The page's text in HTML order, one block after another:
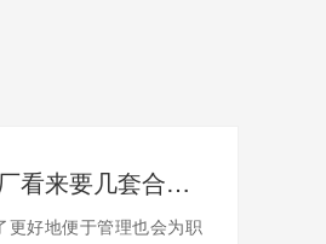
定制厂服在工厂看来要几套合适?
更好地便于管理也会为职